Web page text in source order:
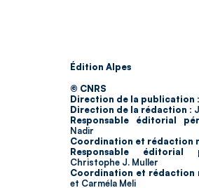
Édition Alpes
© CNRS
Direction de la publication :
Direction de la rédaction :
Responsable éditorial
Nadir
Coordination et rédaction
Responsable
Christophe J. Muller
Coordination et rédaction
et Carméla Meli